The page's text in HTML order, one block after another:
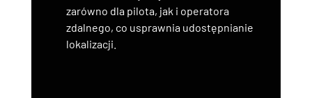
zarówno dla pilota, jak i operatora
zdalnego, co usprawnia udostępnianie
lokalizacji.